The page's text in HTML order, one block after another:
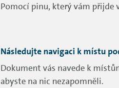
Pomocí pinu, který vám přijde
Následujte navigaci k místu
Dokument vás navede k
abyste na nic nezapomněli.